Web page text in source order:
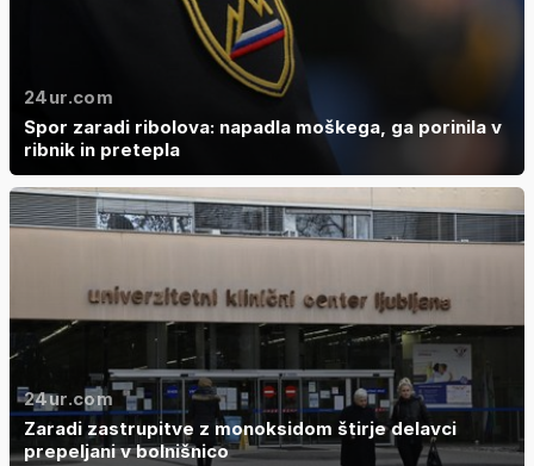
24ur.com
Spor zaradi ribolova: napadla moškega, ga porinila v
ribnik in pretepla
24ur.com
Zaradi zastrupitve z monoksidom štirje delavci
prepeljani v bolnišnico